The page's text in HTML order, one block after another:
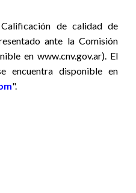
de calidad de
ante la Comisión
en www.cnv.gov.ar). El
encuentra disponible en
".